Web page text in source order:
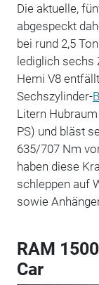
Die aktuelle,
abgespeckt
bei rund 2,5
lediglich sechs
Hemi V8
Sechszylinder-
Litern
PS) und bläst
635/707 Nm
haben diese
schleppen auf
sowie
RAM
Car